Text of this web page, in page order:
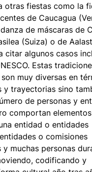
otras fiestas como la
de Caucagua
de máscaras de
(Suiza) o de Aalast
citar algunos casos
Estas
muy diversas en
y trayectorias sino
de personas y
comportan
entidad o entidades
o comisiones
muchas personas
codificando y